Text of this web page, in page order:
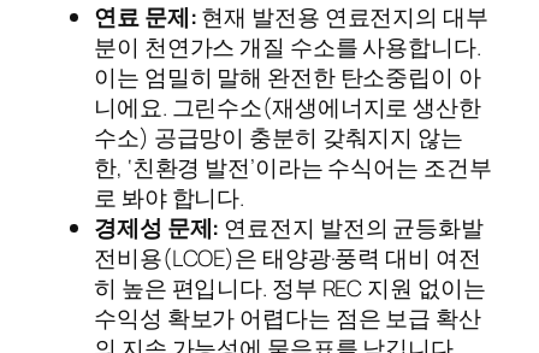
연료 문제:현재 발전용 연료전지의 대부
분이 천연가스 개질 수소를 사용합니다.
이는 엄밀히 말해 완전한 탄소중립이 아
니에요. 그린수소(재생에너지로 생산한
수소) 공급망이 충분히 갖춰지지 않는
한, ‘친환경 발전’이라는 수식어는 조건부
로 봐야 합니다.
경제성 문제: 연료전지 발전의 균등화발
전비용(LCOE)은 태양광·풍력 대비 여전
히 높은 편입니다. 정부 REC 지원 없이는
수익성 확보가 어렵다는 점은 보급 확산